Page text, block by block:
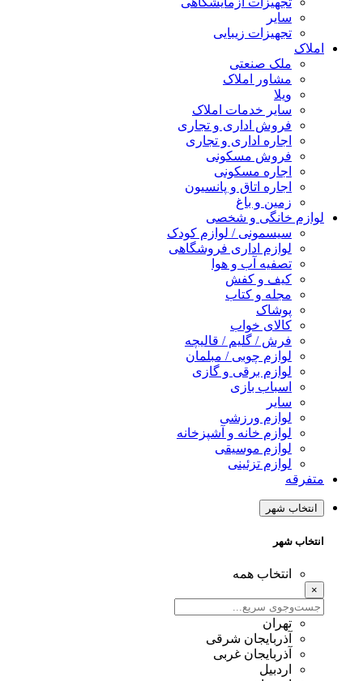
سایر
تجهیزات زیبایی
املاک
ملک صنعتی
مشاور املاک
ویلا
سایر خدمات املاک
فروش اداری و تجاری
اجاره اداری و تجاری
فروش مسکونی
اجاره مسکونی
اجاره اتاق و پانسیون
زمین و باغ
لوازم خانگی و شخصی
سیسمونی / لوازم کودک
لوازم اداری فروشگاهی
تصفیه آب و هوا
کیف و کفش
مجله و کتاب
پوشاک
کالای خواب
فرش / گلیم / قالیچه
لوازم چوبی / مبلمان
لوازم برقی و گازی
اسباب بازی
سایر
لوازم ورزشی
لوازم خانه و آشپزخانه
لوازم موسیقی
لوازم تزئینی
متفرقه
انتخاب شهر
انتخاب شهر
انتخاب همه
تهران
آذربایجان شرقی
آذربایجان غربی
اردبیل